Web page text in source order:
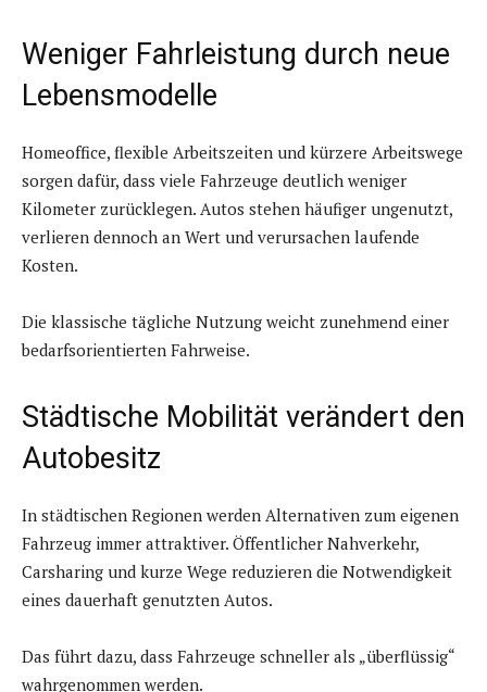
Weniger Fahrleistung durch neue
Lebensmodelle
Homeoffice, flexible Arbeitszeiten und kürzere Arbeitswege
sorgen dafür, dass viele Fahrzeuge deutlich weniger
Kilometer zurücklegen. Autos stehen häufiger ungenutzt,
verlieren dennoch an Wert und verursachen laufende
Kosten.
Die klassische tägliche Nutzung weicht zunehmend einer
bedarfsorientierten Fahrweise.
Städtische Mobilität verändert den
Autobesitz
In städtischen Regionen werden Alternativen zum eigenen
Fahrzeug immer attraktiver. Öffentlicher Nahverkehr,
Carsharing und kurze Wege reduzieren die Notwendigkeit
eines dauerhaft genutzten Autos.
Das führt dazu, dass Fahrzeuge schneller als „überflüssig“
wahrgenommen werden.